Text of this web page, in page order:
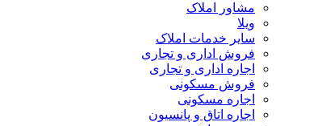
مشاور املاک
ویلا
سایر خدمات املاک
فروش اداری و تجاری
اجاره اداری و تجاری
فروش مسکونی
اجاره مسکونی
اجاره اتاق و پانسیون